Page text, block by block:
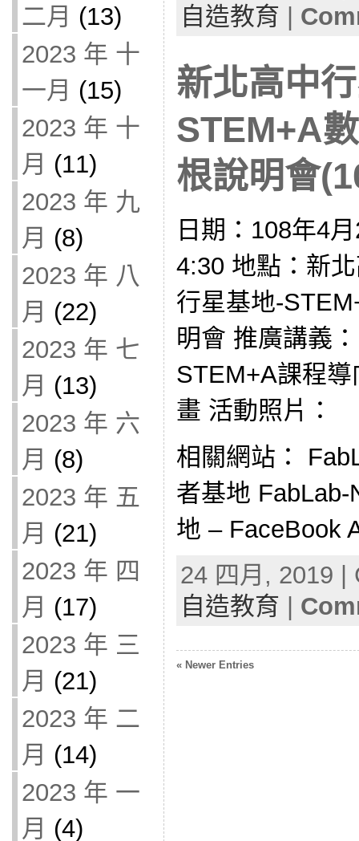
二月 (13)
2023 年 十
一月 (15)
2023 年 十
月 (11)
2023 年 九
月 (8)
2023 年 八
月 (22)
2023 年 七
月 (13)
2023 年 六
月 (8)
2023 年 五
月 (21)
2023 年 四
月 (17)
2023 年 三
月 (21)
2023 年 二
月 (14)
2023 年 一
月 (4)
自造教育 |
新北高中
STEM+A
根說明會
日期：108年4
4:30 地點：新
行星基地-
明會 推廣講義
STEM+A課程
畫 活動照片：
相關網站：
者基地
地 – FaceBook
24 四月, 2019
自造教育
« Newer Entries